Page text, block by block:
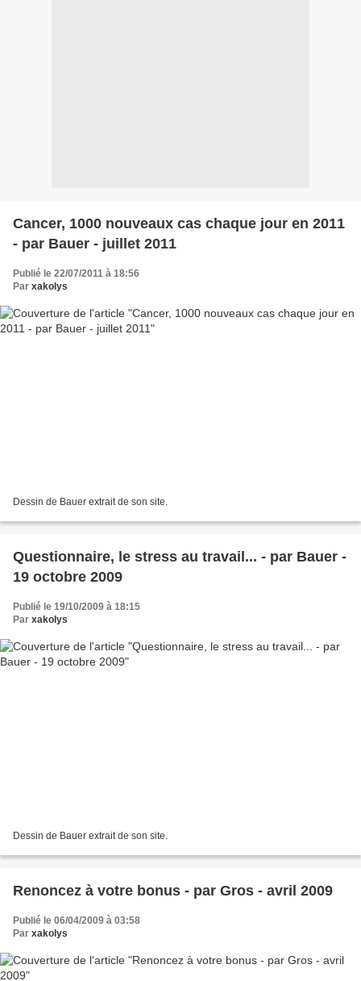
Cancer, 1000 nouveaux cas chaque jour en 2011
- par Bauer - juillet 2011
Publié le 22/07/2011 à 18:56
Par xakolys
Dessin de Bauer extrait de son site.
Questionnaire, le stress au travail... - par Bauer -
19 octobre 2009
Publié le 19/10/2009 à 18:15
Par xakolys
Dessin de Bauer extrait de son site.
Renoncez à votre bonus - par Gros - avril 2009
Publié le 06/04/2009 à 03:58
Par xakolys